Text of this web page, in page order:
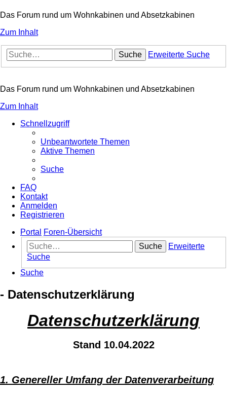
Das Forum rund um Wohnkabinen und Absetzkabinen
Zum Inhalt
Suche Erweiterte Suche
Das Forum rund um Wohnkabinen und Absetzkabinen
Zum Inhalt
Schnellzugriff
Unbeantwortete Themen
Aktive Themen
Suche
FAQ
Kontakt
Anmelden
Registrieren
Portal
Foren-Übersicht
Suche
Erweiterte
Suche
Suche
- Datenschutzerklärung
Datenschutzerklärung
Stand 10.04.2022
1. Genereller Umfang der Datenverarbeitung